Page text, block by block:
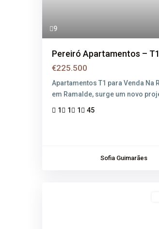
9
Pereiró Apartamentos – T1
€225.500
Apartamentos T1 para Venda Na
em Ramalde, surge um novo
1 1 1 45
Sofia Guimarães